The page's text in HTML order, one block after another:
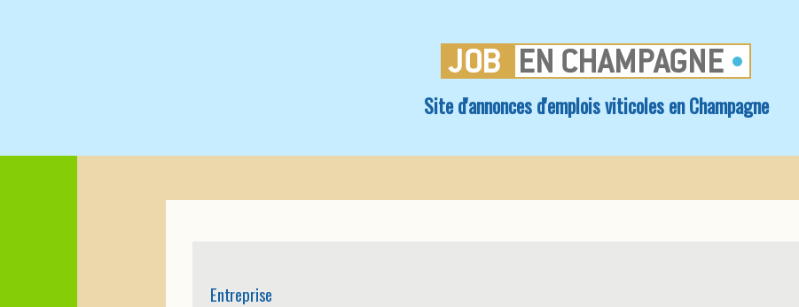
Site d'annonces d'emplois viticoles en Champagne
Entreprise